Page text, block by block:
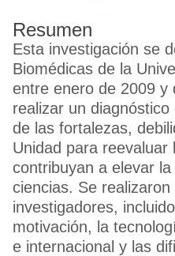
Resumen
Esta investigación se
Biomédicas de la
entre enero de 2009 y
realizar un
de las fortalezas,
Unidad para
contribuyan a elevar
ciencias. Se
investigadores,
motivación, la
e internacional y las